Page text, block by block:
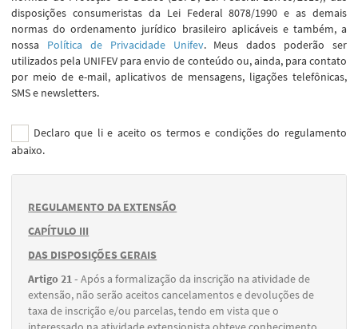
disposições consumeristas da Lei Federal 8078/1990 e as demais
normas do ordenamento jurídico brasileiro aplicáveis e também, a
nossa Política de Privacidade Unifev. Meus dados poderão ser
utilizados pela UNIFEV para envio de conteúdo ou, ainda, para contato
por meio de e-mail, aplicativos de mensagens, ligações telefônicas,
SMS e newsletters.
Declaro que li e aceito os termos e condições do regulamento
abaixo.
REGULAMENTO DA EXTENSÃO
CAPÍTULO III
DAS DISPOSIÇÕES GERAIS
Artigo 21 -Após a formalização da inscrição na atividade de
extensão, não serão aceitos cancelamentos e devoluções de
taxa de inscrição e/ou parcelas, tendo em vista que o